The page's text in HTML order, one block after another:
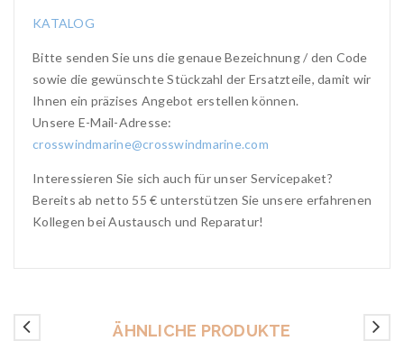
KATALOG
Bitte senden Sie uns die genaue Bezeichnung / den Code
sowie die gewünschte Stückzahl der Ersatzteile, damit wir
Ihnen ein präzises Angebot erstellen können.
Unsere E-Mail-Adresse:
crosswindmarine@crosswindmarine.com
Interessieren Sie sich auch für unser Servicepaket?
Bereits ab netto 55 € unterstützen Sie unsere erfahrenen
Kollegen bei Austausch und Reparatur!
ÄHNLICHE PRODUKTE